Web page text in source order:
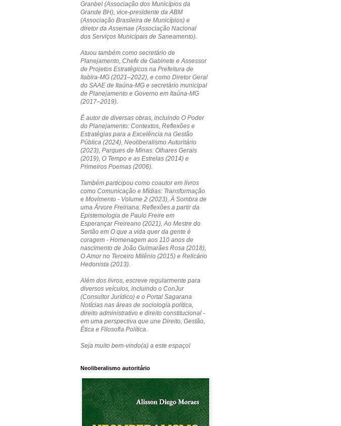
Granbel (Associação dos Municípios da
Grande BH), vice-presidente da ABM
(Associação Brasileira de Municípios) e
diretor da Assemae (Associação Nacional
dos Serviços Municipais de Saneamento).
Atuou também como secretário de
Planejamento, Chefe de Gabinete e Assessor
de Projetos Estratégicos na Prefeitura de
Itabira-MG (2021–2022), e como Diretor Geral
do SAAE de Itaúna-MG e secretário municipal
de Planejamento e Governo em Itaúna-MG
(2017–2019).
É autor de diversas obras, incluindo O Poder
do Planejamento: Contextos, Reflexões e
Estratégias para a Excelência na Gestão
Pública (2024), Neoliberalismo Autoritário
(2023), Parques de Minas: Olhares Gerais
(2019), O Tempo e as Estrelas (2014) e
Primeiros Poemas (2006).
Também participou como coautor em livros
como Comunicação e Mídias: Transformação
e Movimento - Volume 2 (2023), À Sombra de
uma Árvore Freiriana: Reflexões a partir da
Epistemologia de Paulo Freire em
Esperançar Freireano (2021), Ao Mestre do
Sertão em O que a vida quer da gente é
coragem - Homenagem aos 110 anos de
nascimento de João Guimarães Rosa (2018),
O Amor no Terceiro Milênio (2015) e Relicário
Hedonista (2013).
Além dos livros, escreve regularmente para
diversos veículos, incluindo o ConJur
(Consultor Jurídico) e o Portal Sagarana
Notícias nas áreas de sociologia política,
direito administrativo e direito constitucional -
em uma perspectiva que une Direito, Gestão,
Ética e Filosofia Política.
Seja muito bem-vindo(a) a este espaço!
Neoliberalismo autoritário